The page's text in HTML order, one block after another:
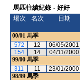
馬匹往績紀錄 - 好好
場次
名次 日期
00/01 馬季
572
12 06/05/2001
154
14 04/11/2000
99/00 馬季
311
11 23/01/2000
98/99 馬季